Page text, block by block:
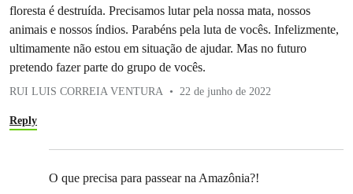
floresta é destruída. Precisamos lutar pela nossa mata, nossos
animais e nossos índios. Parabéns pela luta de vocês. Infelizmente,
ultimamente não estou em situação de ajudar. Mas no futuro
pretendo fazer parte do grupo de vocês.
RUI LUIS CORREIA VENTURA 22 de junho de 2022
Reply
O que precisa para passear na Amazônia?!